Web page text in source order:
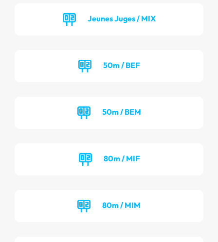
Jeunes Juges / MIX
50m / BEF
50m / BEM
80m / MIF
80m / MIM